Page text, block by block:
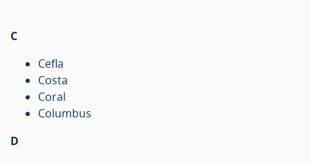
C
Cefla
Costa
Coral
Columbus
D